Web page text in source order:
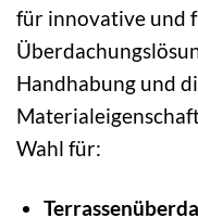
für innovative und
Handhabung und
Wahl für: